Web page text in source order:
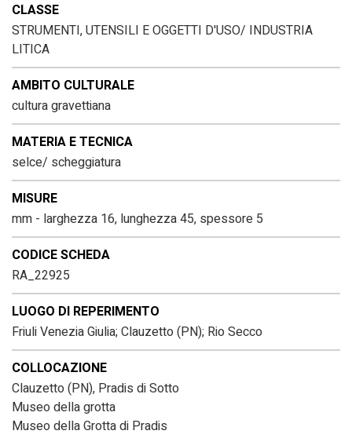
CLASSE
STRUMENTI, UTENSILI E OGGETTI D'USO/ INDUSTRIA
LITICA
AMBITO CULTURALE
cultura gravettiana
MATERIA E TECNICA
selce/ scheggiatura
MISURE
mm - larghezza 16, lunghezza 45, spessore 5
CODICE SCHEDA
RA_22925
LUOGO DI REPERIMENTO
Friuli Venezia Giulia; Clauzetto (PN); Rio Secco
COLLOCAZIONE
Clauzetto (PN), Pradis di Sotto
Museo della grotta
Museo della Grotta di Pradis